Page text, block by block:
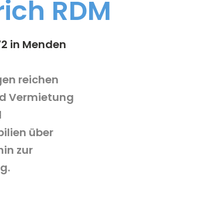
RDM
in Menden
reichen
Vermietung
über
zur